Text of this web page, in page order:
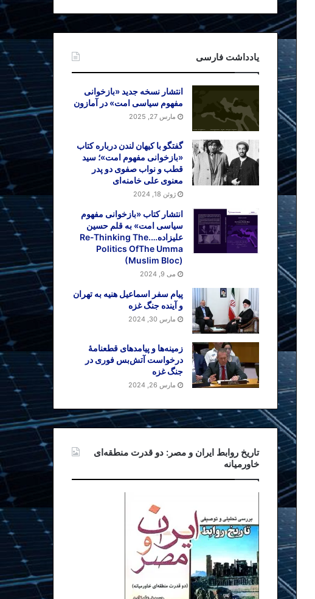
یادداشت فارسی
انتشار نسخه جدید «بازخوانی
مفهوم سیاسی امت» در آمازون
مارس 27, 2025
گفتگو با کیهان لندن درباره کتاب
«بازخوانی مفهوم امت»؛ سید
قطب و نواب صفوی دو پدر
معنوی علی خامنه‌ای
ژوئن 18, 2024
انتشار کتاب «بازخوانی مفهوم
سیاسی امت» به قلم حسین
علیزاده….Re-Thinking The
Politics OfThe Umma
(Muslim Bloc)
می 9, 2024
پیام سفر اسماعیل هنیه به تهران
و آینده جنگ غزه
مارس 30, 2024
زمینه‌ها و پیامدهای قطعنامهٔ
درخواست آتش‌بس فوری در
جنگ غزه
مارس 26, 2024
تاریخ روابط ایران و مصر: دو قدرت منطقه‌ای
خاورمیانه